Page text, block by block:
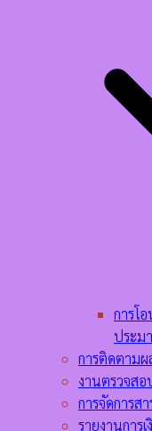
การโ
ประม
การติดตาม
งานตรวจสอ
การจัดการส
รายงานการเ